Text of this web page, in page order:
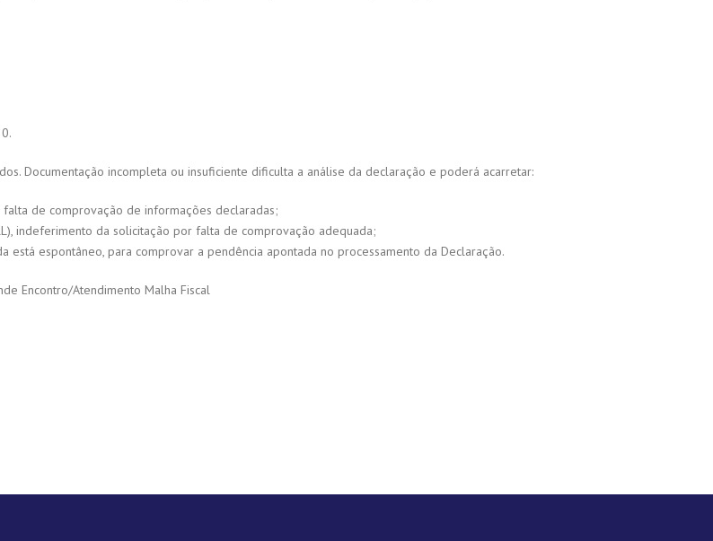
Documentação incompleta ou insuficiente dificulta a análise da declaração e poderá acarretar:
de comprovação de informações declaradas;
indeferimento da solicitação por falta de comprovação adequada;
está espontâneo, para comprovar a pendência apontada no processamento da Declaração.
Encontro/Atendimento Malha Fiscal